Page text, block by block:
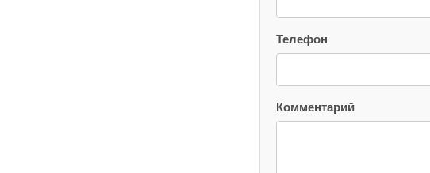
Телефон
Комментарий